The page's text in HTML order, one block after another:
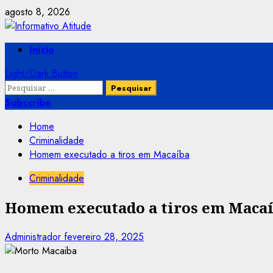
Skip
to
content
agosto 8, 2026
PrimaryInício
Light/Dark Button
Pesquisar
por:
Subscribe
Home
Criminalidade
Homem executado a tiros em Macaíba
Criminalidade
Homem executado a tiros em
Administrador fevereiro 28, 2025